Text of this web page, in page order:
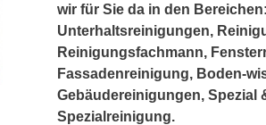
wir für Sie da in den
Unterhaltsreinigungen,
Reinigungsfachmann,
Fassadenreinigung, Boden-
Gebäudereinigungen, Spezial
Spezialreinigung.